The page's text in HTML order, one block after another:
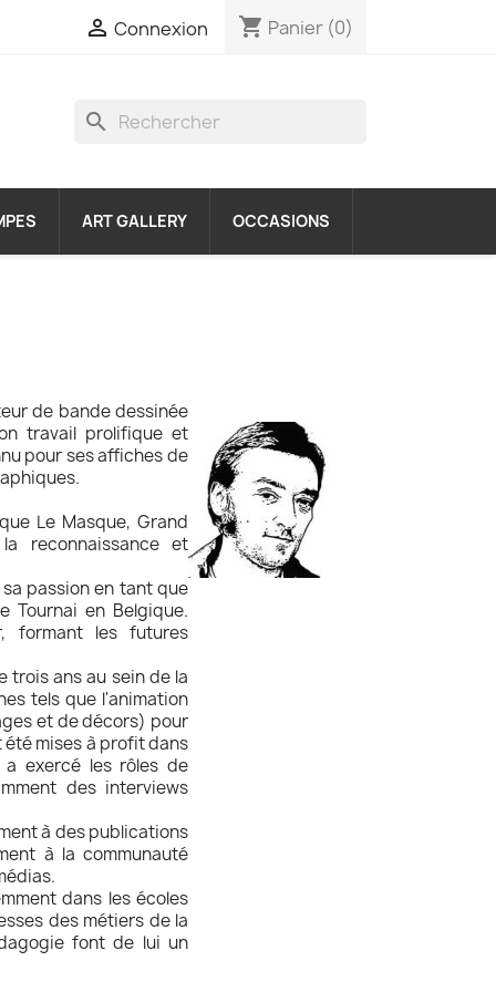
 Connexion shopping_cart Panier (0)
search
ART GALLERY OCCASIONS
de bande dessinée
travail prolifique et
pour ses affiches de
Le Masque, Grand
reconnaissance et
passion en tant que
Tournai en Belgique.
formant les futures
trois ans au sein de la
tels que l'animation
et de décors) pour
été mises à profit dans
exercé les rôles de
des interviews
à des publications
à la communauté
dans les écoles
des métiers de la
font de lui un